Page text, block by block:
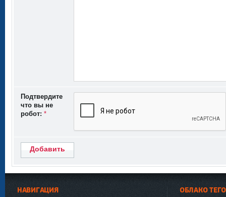
Подтвердите
что вы не
робот: *
Добавить
НАВИГАЦИЯ ОБЛАКО